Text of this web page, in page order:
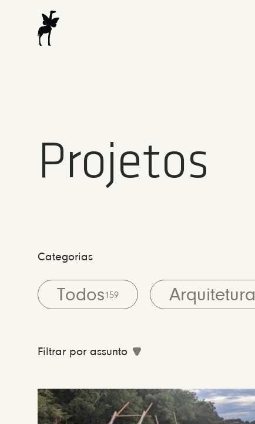
Projetos
Categorias
Todos159 Arquitetura
Filtrar por assunto